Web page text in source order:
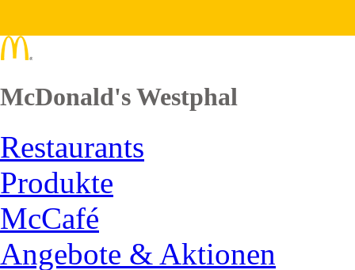
McDonald's Westphal
Restaurants
Produkte
McCafé
Angebote & Aktionen